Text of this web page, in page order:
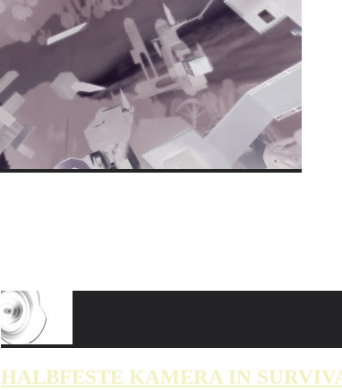
HALBFESTE KAMERA IN